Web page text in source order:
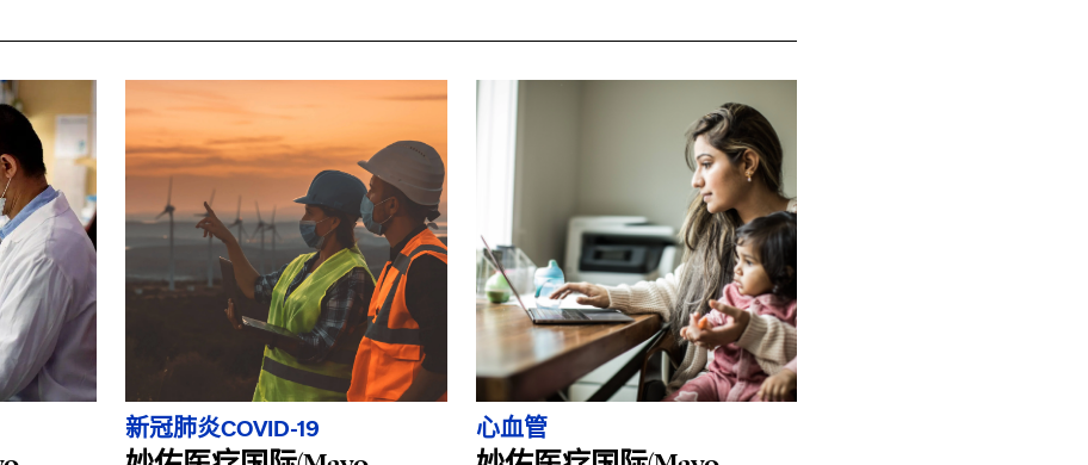
新冠肺炎COVID-19 心血管